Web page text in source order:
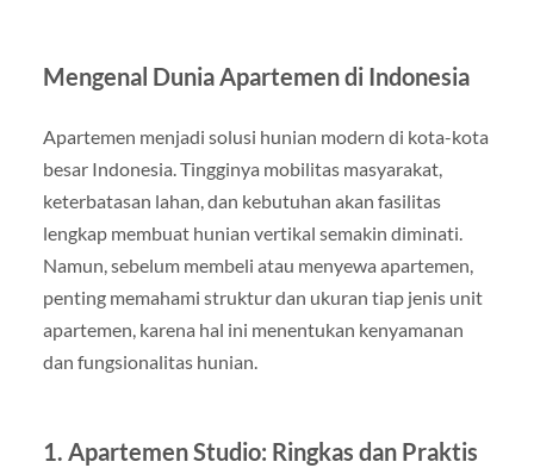
Mengenal Dunia Apartemen di Indonesia
Apartemen menjadi solusi hunian modern di kota-kota
besar Indonesia. Tingginya mobilitas masyarakat,
keterbatasan lahan, dan kebutuhan akan fasilitas
lengkap membuat hunian vertikal semakin diminati.
Namun, sebelum membeli atau menyewa apartemen,
penting memahami struktur dan ukuran tiap jenis unit
apartemen, karena hal ini menentukan kenyamanan
dan fungsionalitas hunian.
1. Apartemen Studio: Ringkas dan Praktis